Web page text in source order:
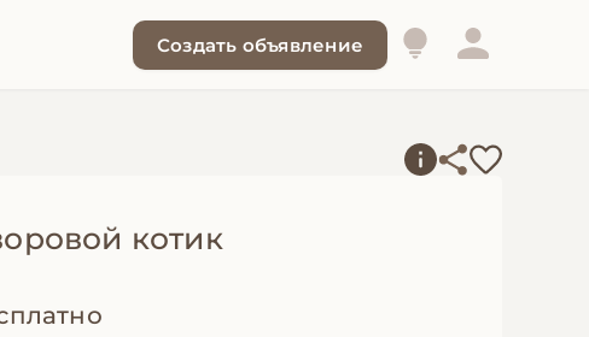
Создать объявление
котик